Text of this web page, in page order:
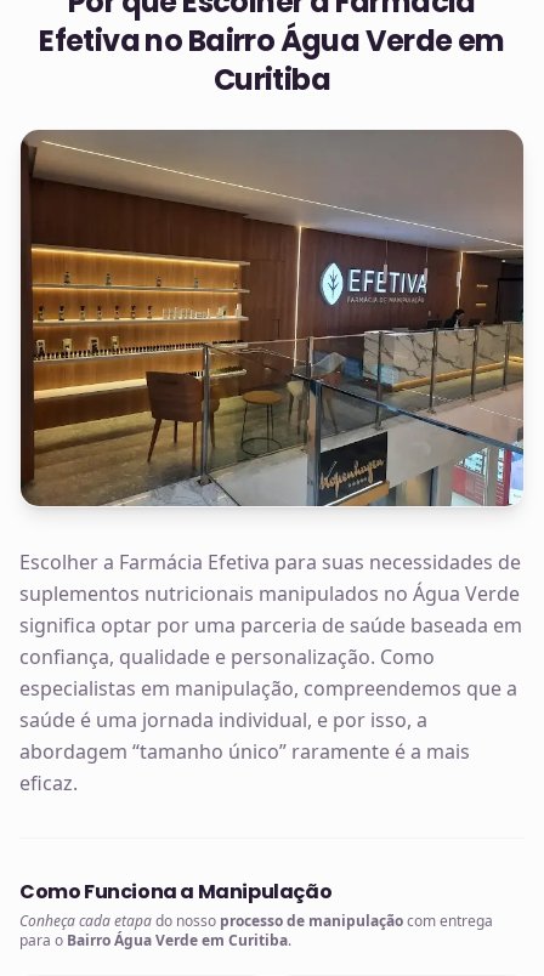
Efetiva noBairro Água Verde em
Curitiba
Escolher a Farmácia Efetiva para suas necessidades de
suplementos nutricionais manipulados no Água Verde
significa optar por uma parceria de saúde baseada em
confiança, qualidade e personalização. Como
especialistas em manipulação, compreendemos que a
saúde é uma jornada individual, e por isso, a
abordagem “tamanho único” raramente é a mais
eficaz.
Como Funciona a Manipulação
Conheça cada etapado nosso processo de manipulaçãocom entrega
para o Bairro Água Verde em Curitiba.